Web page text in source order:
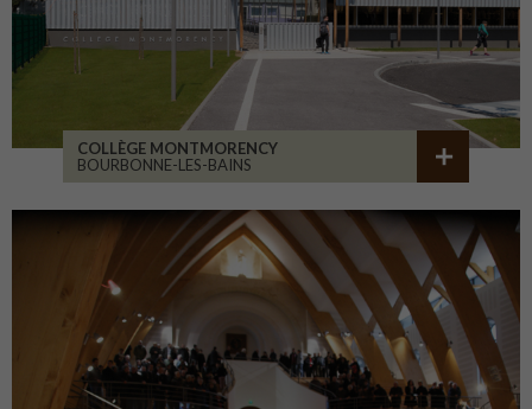
COLLÈGE MONTMORENCY
BOURBONNE-LES-BAINS